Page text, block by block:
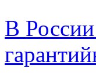
В России